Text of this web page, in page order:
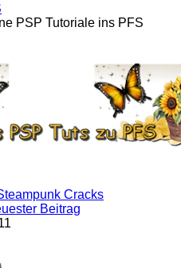
PSP Tutoriale ins PFS
Cracks
Beitrag